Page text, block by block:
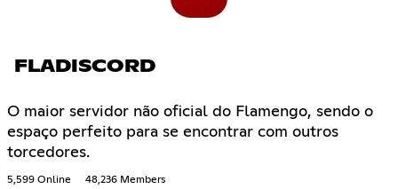
FLADISCORD
O maior servidor não oficial do Flamengo, sendo o
espaço perfeito para se encontrar com outros
torcedores.
5,599 Online 48,236 Members